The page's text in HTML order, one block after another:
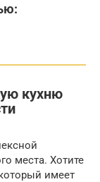
кухню
места. Хотите
имеет